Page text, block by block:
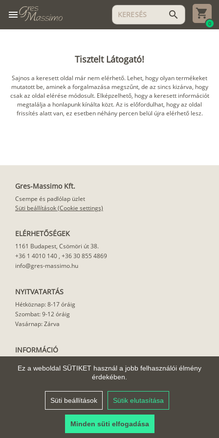
Ez a weboldal SÜTIKET használ a jobb felhasználói élmény
érdekében.
Süti beállítások Sütik elutasítása
Minden süti elfogadása
menu search
0
Tisztelt Látogató!
Sajnos a keresett oldal már nem elérhető. Lehet, hogy olyan termékeket
mutatott be, aminek a forgalmazása megszűnt, de az sincs kizárva, hogy
csak az oldal elérése módosult. Elképzelhető, hogy a keresett információt
megtalálja a honlapunk kínálta közt. Az is előfordulhat, hogy az oldal
frissítés alatt van, ez esetben néhány percen belül újra elérhető lesz.
Gres-Massimo Kft.
Csempe és padlólap üzlet
Süti beállítások (Cookie settings)
ELÉRHETŐSÉGEK
1161 Budapest, Csömöri út 38.
+36 1 4010 140 , +36 30 855 4869
info@gres-massimo.hu
NYITVATARTÁS
Hétköznap: 8-17 óráig
Szombat: 9-12 óráig
Vasárnap: Zárva
INFORMÁCIÓ
Felhasználási javaslat